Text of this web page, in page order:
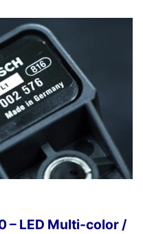
– LED Multi-color /